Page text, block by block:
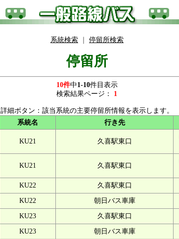
系統検索 停留所検索
停留所
10件中1-10件目表示
検索結果ページ：
1
詳細ボタン：該当系統の主要停留所情報を表示します。
系統名 行き先
KU21 久喜駅東口
KU21 久喜駅東口
KU22 久喜駅東口
KU22 朝日バス車庫
KU23 久喜駅東口
KU23 朝日バス車庫